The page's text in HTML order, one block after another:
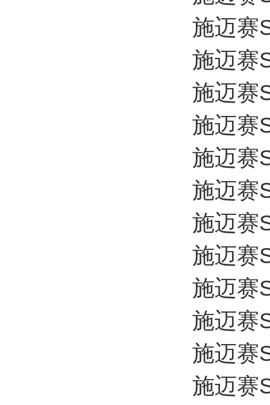
施迈赛
施迈赛
施迈赛
施迈赛
施迈赛
施迈赛
施迈赛
施迈赛
施迈赛
施迈赛
施迈赛
施迈赛